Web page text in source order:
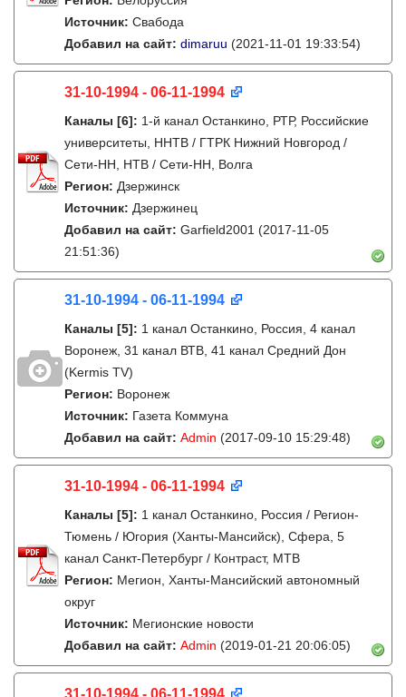
Источник: Свабода
Добавил на сайт: dimaruu (2021-11-01 19:33:54)
31-10-1994 - 06-11-1994
Каналы [6]: 1-й канал Останкино, РТР, Российские
университеты, ННТВ / ГТРК Нижний Новгород /
Сети-НН, НТВ / Сети-НН, Волга
Регион: Дзержинск
Источник: Дзержинец
Добавил на сайт: Garfield2001 (2017-11-05
21:51:36)
31-10-1994 - 06-11-1994
Каналы [5]: 1 канал Останкино, Россия, 4 канал
Воронеж, 31 канал ВТВ, 41 канал Средний Дон
(Kermis TV)
Регион: Воронеж
Источник: Газета Коммуна
Добавил на сайт: Admin (2017-09-10 15:29:48)
31-10-1994 - 06-11-1994
Каналы [5]: 1 канал Останкино, Россия / Регион-
Тюмень / Югория (Ханты-Мансийск), Сфера, 5
канал Санкт-Петербург / Контраст, МТВ
Регион: Мегион, Ханты-Мансийский автономный
округ
Источник: Мегионские новости
Добавил на сайт: Admin (2019-01-21 20:06:05)
31-10-1994 - 06-11-1994